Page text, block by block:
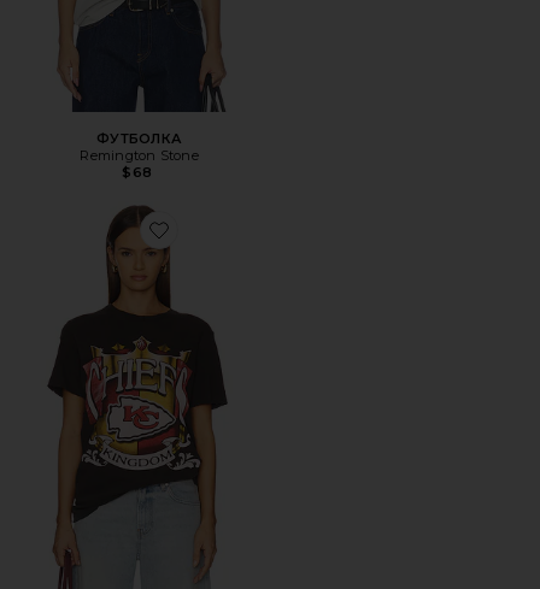
ФУТБОЛКА
Remington Stone
$68
Favorite КЛАССИЧЕСКАЯ ФУТБОЛКА CHIEFS KINGDOM